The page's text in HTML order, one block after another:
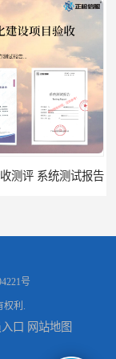
测评 系统测试报告
号
权利.
口 网站地图